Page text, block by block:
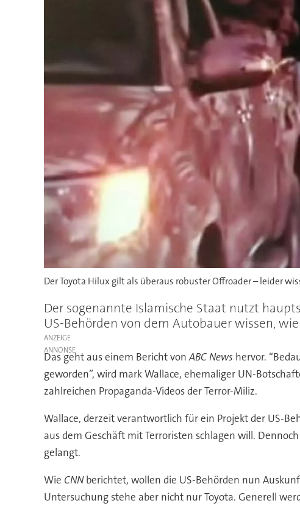
Der Toyota Hilux gilt als überaus robuster Offroader – leider
Der sogenannte Islamische Staat nutzt
US-Behörden von dem Autobauer wissen,
ANZEIGE
Das geht aus einem Bericht vonABC News hervor.
geworden”, wird mark Wallace, ehemaliger UN-
zahlreichen Propaganda-Videos der Terror-Miliz.
Wallace, derzeit verantwortlich für ein Projekt der US-
aus dem Geschäft mit Terroristen schlagen will.
gelangt.
Wie CNNberichtet, wollen die US-Behörden nun
Untersuchung stehe aber nicht nur Toyota. Generell